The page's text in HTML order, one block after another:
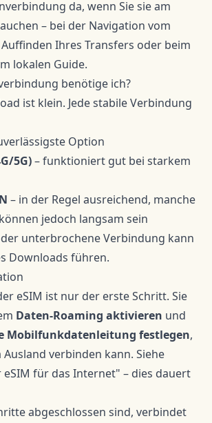
da, wenn Sie sie am
– bei der Navigation vom
Ihres Transfers oder beim
lokalen Guide.
benötige ich?
ist klein. Jede stabile Verbindung
Option
5G)– funktioniert gut bei starkem
– in der Regel ausreichend, manche
jedoch langsam sein
unterbrochene Verbindung kann
Downloads führen.
eSIM ist nur der erste Schritt. Sie
Daten-Roaming aktivieren und
Mobilfunkdatenleitung festlegen,
Ausland verbinden kann. Siehe
für das Internet" – dies dauert
abgeschlossen sind, verbindet